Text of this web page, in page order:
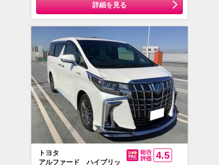
詳細を見る
トヨタ
アルファード ハイブリッ
4.5